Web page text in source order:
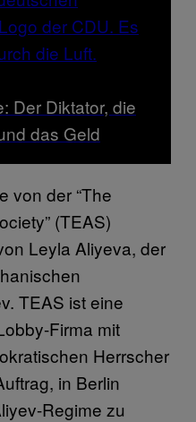
Der Diktator, die
das Geld
von der “The
(TEAS)
Leyla Aliyeva, der
TEAS ist eine
Firma mit
Herrscher
in Berlin
Regime zu